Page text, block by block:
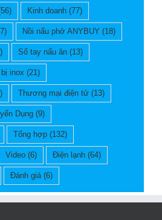
Kinh doanh (77)
Nồi nấu phở ANYBUY (18)
Sổ tay nấu ăn (13)
inox (21)
Thương mại điện tử (13)
Dụng (9)
Tổng hợp (132)
Video (6) Điện lạnh (64)
Đánh giá(6)